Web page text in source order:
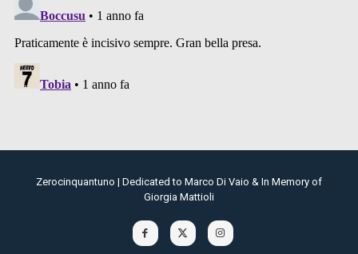
Zerocinquantuno | Dedicated to Marco Di Vaio & In Memory of
Giorgia Mattioli